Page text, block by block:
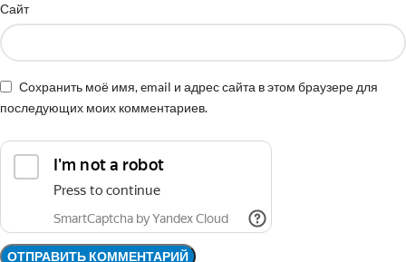
Сайт
Сохранить моё имя, email и адрес сайта в этом браузере для
последующих моих комментариев.